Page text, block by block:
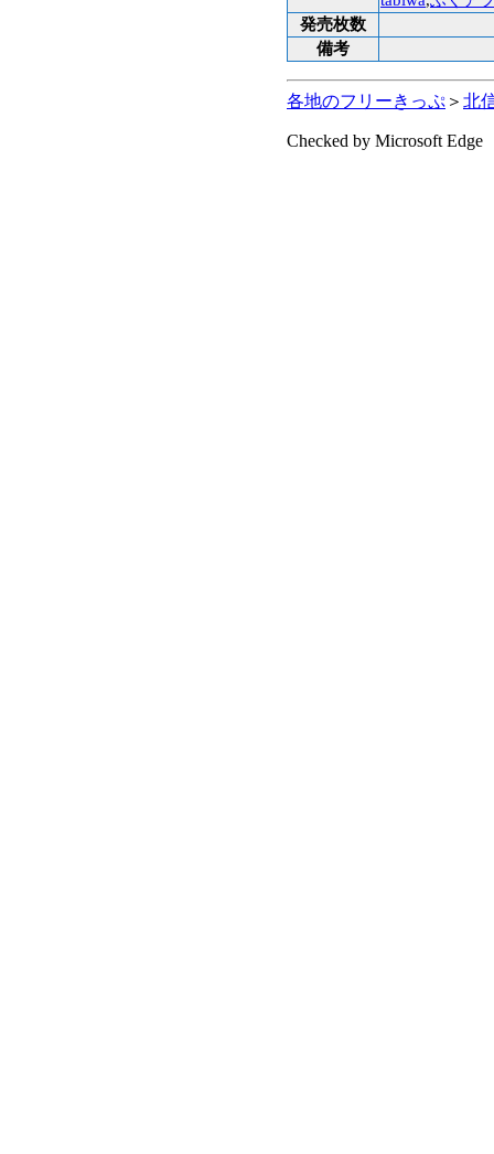
発売枚数
備考
各地のフリーきっぷ ＞ 北
Checked by Microsoft Edge